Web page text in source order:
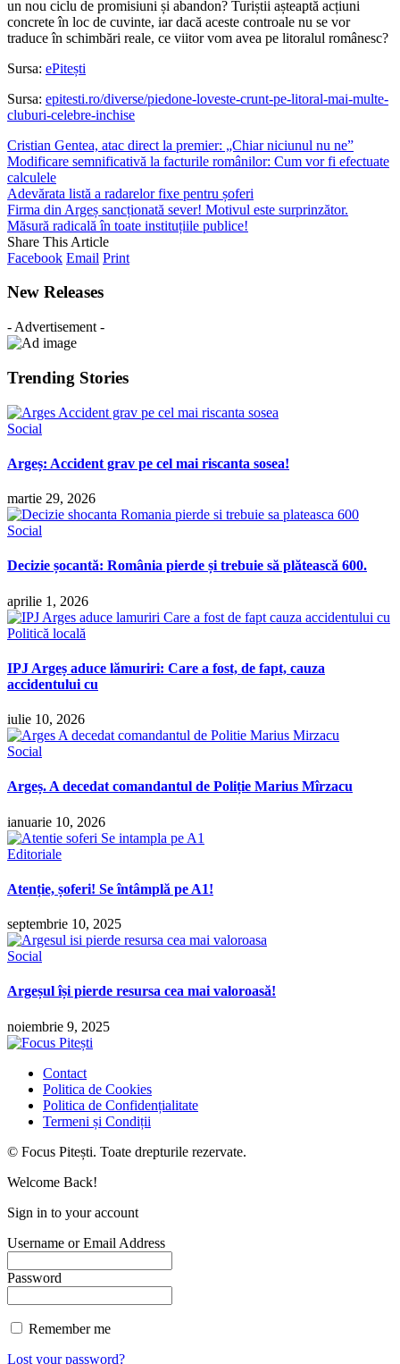
un nou ciclu de promisiuni și abandon? Turiștii așteaptă acțiuni
concrete în loc de cuvinte, iar dacă aceste controale nu se vor
traduce în schimbări reale, ce viitor vom avea pe litoralul românesc?
Sursa: ePitești
Sursa: epitesti.ro/diverse/piedone-loveste-crunt-pe-litoral-mai-multe-
cluburi-celebre-inchise
Cristian Gentea, atac direct la premier: „Chiar niciunul nu ne”
Modificare semnificativă la facturile românilor: Cum vor fi efectuate
calculele
Adevărata listă a radarelor fixe pentru șoferi
Firma din Argeș sancționată sever! Motivul este surprinzător.
Măsură radicală în toate instituțiile publice!
Share This Article
Facebook Email Print
New Releases
- Advertisement -
Trending Stories
Social
Argeș: Accident grav pe cel mai riscanta sosea!
martie 29, 2026
Social
Decizie șocantă: România pierde și trebuie să plătească 600.
aprilie 1, 2026
Politică locală
IPJ Argeș aduce lămuriri: Care a fost, de fapt, cauza
accidentului cu
iulie 10, 2026
Social
Argeș. A decedat comandantul de Poliție Marius Mîrzacu
ianuarie 10, 2026
Editoriale
Atenție, șoferi! Se întâmplă pe A1!
septembrie 10, 2025
Social
Argeșul își pierde resursa cea mai valoroasă!
noiembrie 9, 2025
Contact
Politica de Cookies
Politica de Confidențialitate
Termeni și Condiții
© Focus Pitești. Toate drepturile rezervate.
Welcome Back!
Sign in to your account
Username or Email Address
Password
Remember me
Lost your password?